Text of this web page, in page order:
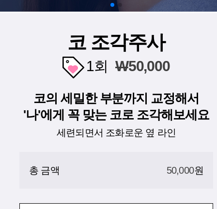
코 조각주사
1회 W50,000
코의 세밀한 부분까지 교정해서
'나'에게 꼭 맞는 코로 조각해보세요
세련되면서 조화로운 옆 라인
총 금액 50,000원